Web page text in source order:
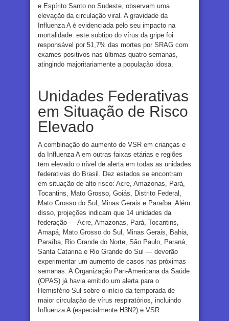
e Espírito Santo no Sudeste, observam uma
elevação da circulação viral. A gravidade da
Influenza A é evidenciada pelo seu impacto na
mortalidade: este subtipo do vírus da gripe foi
responsável por 51,7% das mortes por SRAG com
exames positivos nas últimas quatro semanas,
atingindo majoritariamente a população idosa.
Unidades Federativas
em Situação de Risco
Elevado
A combinação do aumento de VSR em crianças e
da Influenza A em outras faixas etárias e regiões
tem elevado o nível de alerta em todas as unidades
federativas do Brasil. Dez estados se encontram
em situação de alto risco: Acre, Amazonas, Pará,
Tocantins, Mato Grosso, Goiás, Distrito Federal,
Mato Grosso do Sul, Minas Gerais e Paraíba. Além
disso, projeções indicam que 14 unidades da
federação — Acre, Amazonas, Pará, Tocantins,
Amapá, Mato Grosso do Sul, Minas Gerais, Bahia,
Paraíba, Rio Grande do Norte, São Paulo, Paraná,
Santa Catarina e Rio Grande do Sul — deverão
experimentar um aumento de casos nas próximas
semanas. A Organização Pan-Americana da Saúde
(OPAS) já havia emitido um alerta para o
Hemisfério Sul sobre o início da temporada de
maior circulação de vírus respiratórios, incluindo
Influenza A (especialmente H3N2) e VSR.